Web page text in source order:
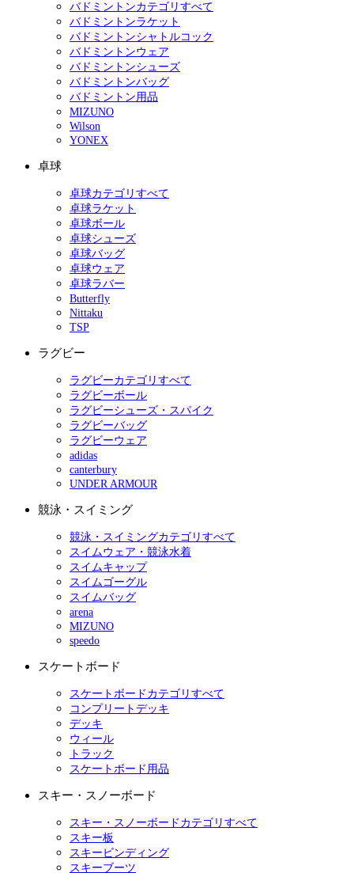
バドミントンカテゴリすべて
バドミントンラケット
バドミントンシャトルコック
バドミントンウェア
バドミントンシューズ
バドミントンバッグ
バドミントン用品
MIZUNO
Wilson
YONEX
卓球
卓球カテゴリすべて
卓球ラケット
卓球ボール
卓球シューズ
卓球バッグ
卓球ウェア
卓球ラバー
Butterfly
Nittaku
TSP
ラグビー
ラグビーカテゴリすべて
ラグビーボール
ラグビーシューズ・スパイク
ラグビーバッグ
ラグビーウェア
adidas
canterbury
UNDER ARMOUR
競泳・スイミング
競泳・スイミングカテゴリすべて
スイムウェア・競泳水着
スイムキャップ
スイムゴーグル
スイムバッグ
arena
MIZUNO
speedo
スケートボード
スケートボードカテゴリすべて
コンプリートデッキ
デッキ
ウィール
トラック
スケートボード用品
スキー・スノーボード
スキー・スノーボードカテゴリすべて
スキー板
スキービンディング
スキーブーツ